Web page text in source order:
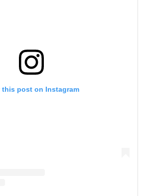
this post on Instagram